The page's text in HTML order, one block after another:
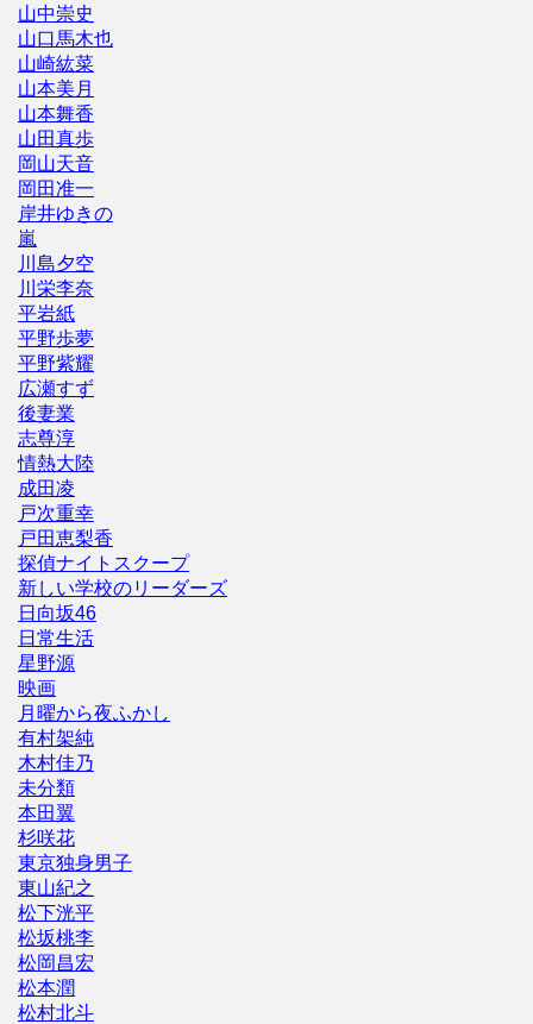
山中崇史
山口馬木也
山崎紘菜
山本美月
山本舞香
山田真歩
岡山天音
岡田准一
岸井ゆきの
嵐
川島夕空
川栄李奈
平岩紙
平野歩夢
平野紫耀
広瀬すず
後妻業
志尊淳
情熱大陸
成田凌
戸次重幸
戸田恵梨香
探偵ナイトスクープ
新しい学校のリーダーズ
日向坂46
日常生活
星野源
映画
月曜から夜ふかし
有村架純
木村佳乃
未分類
本田翼
杉咲花
東京独身男子
東山紀之
松下洸平
松坂桃李
松岡昌宏
松本潤
松村北斗